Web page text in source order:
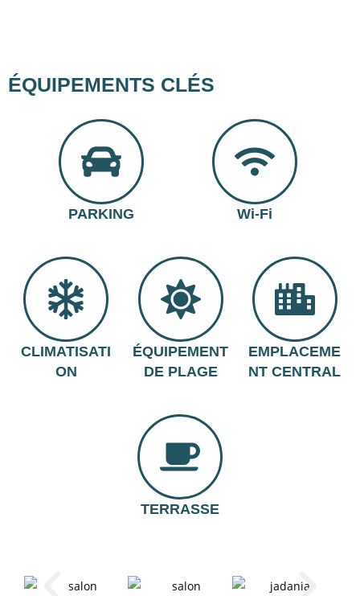
ÉQUIPEMENTS CLÉS
PARKING Wi-Fi
CLIMATISATI
ON
ÉQUIPEMENT
DE PLAGE
EMPLACEME
NT CENTRAL
TERRASSE